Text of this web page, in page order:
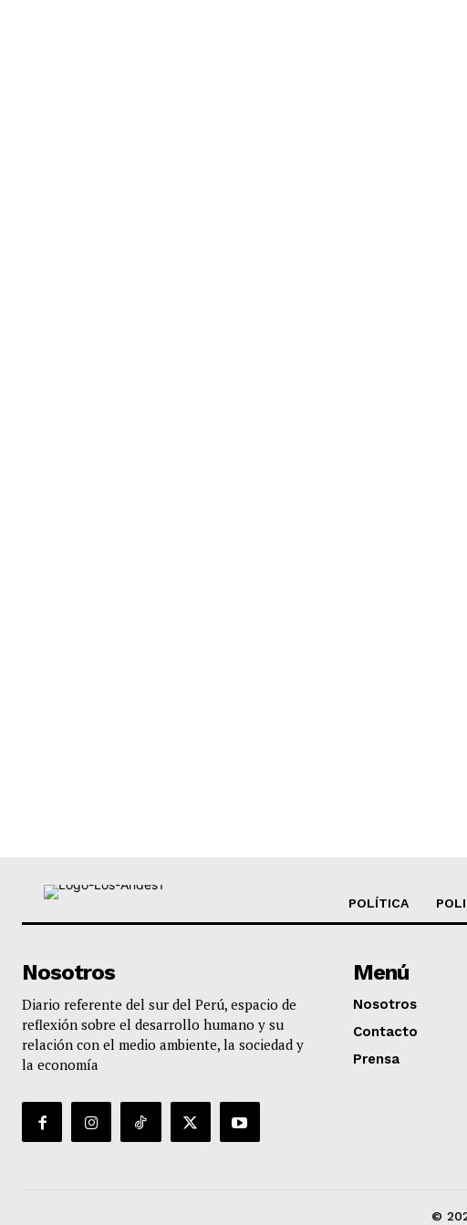
POLÍTICA
Nosotros
Diario referente del sur del Perú, espacio de
reflexión sobre el desarrollo humano y su
relación con el medio ambiente, la sociedad y
la economía
Menú
Nosotros
Contacto
Prensa
©